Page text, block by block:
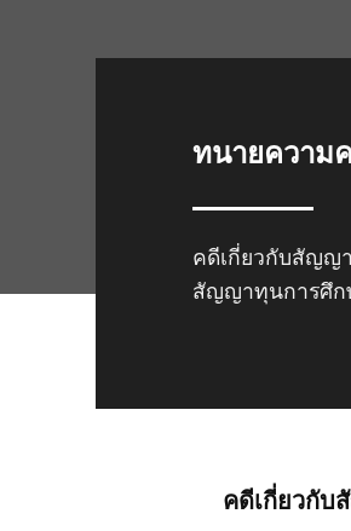
ทนายความ
คดีเกี่ยวกับสัญญ
สัญญาทุนการศึก
คดีเกี่ยวกับ